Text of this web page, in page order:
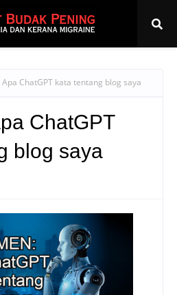
ChatGPT kata tentang blog saya
ChatGPT
blog saya